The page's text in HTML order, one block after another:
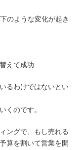
のような変化が起き
えて成功
るわけではないとい
くのです。
ングで、もし売れる
算を割いて営業を開